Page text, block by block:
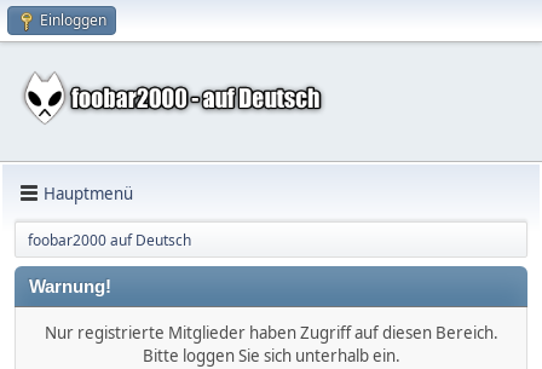
Einloggen
Hauptmenü
foobar2000 auf Deutsch
Warnung!
Nur registrierte Mitglieder haben Zugriff auf diesen Bereich.
Bitte loggen Sie sich unterhalb ein.